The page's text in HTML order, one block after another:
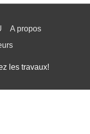
A propos
les travaux!